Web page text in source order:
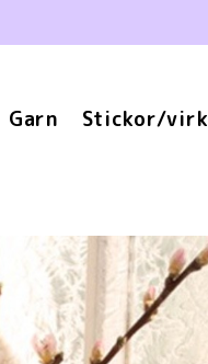
Garn Stickor/